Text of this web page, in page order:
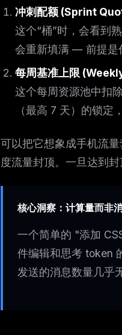
冲刺配额 (Sprint
这个“桶”时，会看到
会重新填满 — 前提是
每周基准上限
这个每周资源池中扣
（最高 7 天）的锁定
可以把它想象成手机流
度流量封顶。一旦达到
核心洞察：计算量而非
一个简单的 "添加
件编辑和思考 token
发送的消息数量几乎